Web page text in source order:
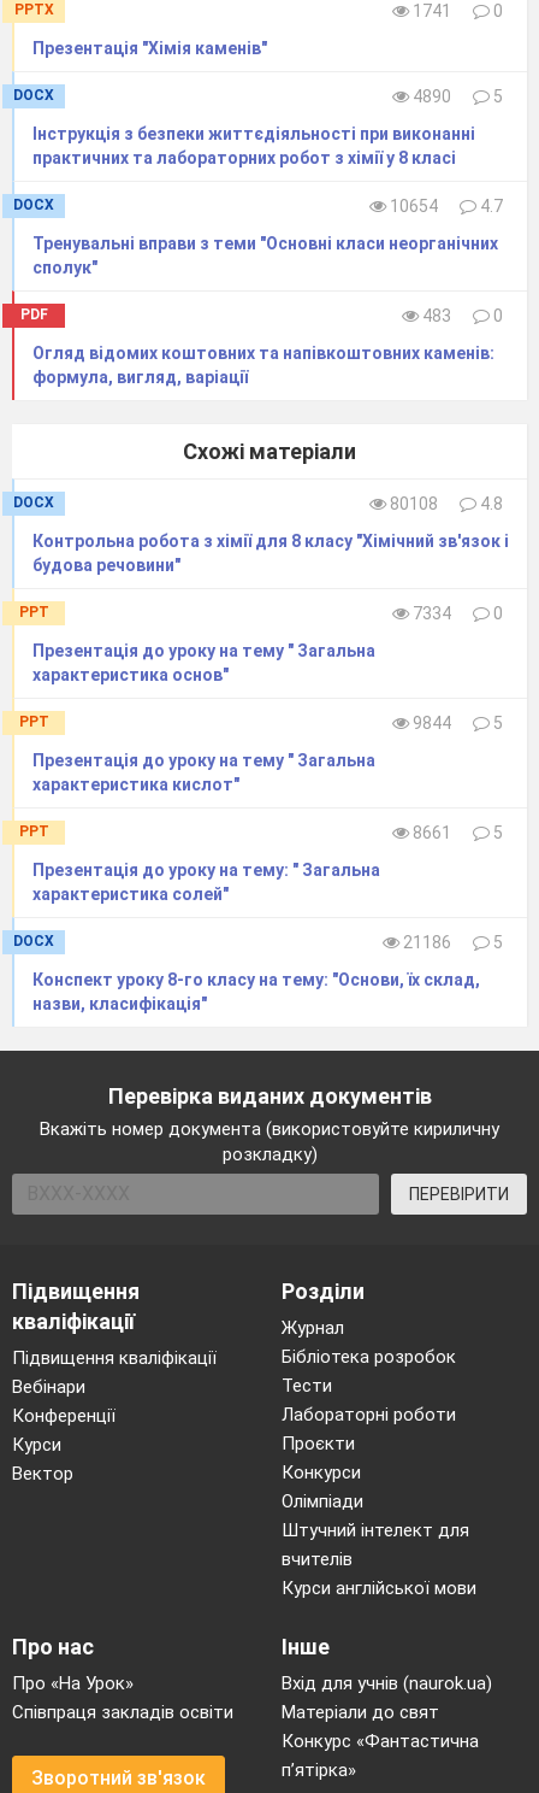
PPTX 1741
0
Презентація "Хімія каменів"
DOCX 4890
5
Інструкція з безпеки життєдіяльності при виконанні
практичних та лабораторних робот з хімії у 8 класі
DOCX 10654
4.7
Тренувальні вправи з теми "Основні класи неорганічних
сполук"
PDF 483
0
Огляд відомих коштовних та напівкоштовних каменів:
формула, вигляд, варіації
Схожі матеріали
DOCX 80108
4.8
Контрольна робота з хімії для 8 класу "Хімічний зв'язок і
будова речовини"
PPT 7334
0
Презентація до уроку на тему " Загальна
характеристика основ"
PPT 9844
5
Презентація до уроку на тему " Загальна
характеристика кислот"
PPT 8661
5
Презентація до уроку на тему: " Загальна
характеристика солей"
DOCX 21186
5
Конспект уроку 8-го класу на тему: "Основи, їх склад,
назви, класифікація"
Перевірка виданих документів
Вкажіть номер документа (використовуйте кириличну
розкладку)
ПЕРЕВІРИТИ
Підвищення
кваліфікації
Підвищення кваліфікації
Вебінари
Конференції
Курси
Вектор
Розділи
Журнал
Бібліотека розробок
Тести
Лабораторні роботи
Проєкти
Конкурси
Олімпіади
Штучний інтелект для
вчителів
Курси англійської мови
Про нас
Про «На Урок»
Співпраця закладів освіти
Зворотний зв'язок
Інше
Вхід для учнів (naurok.ua)
Матеріали до свят
Конкурс «Фантастична
п’ятірка»